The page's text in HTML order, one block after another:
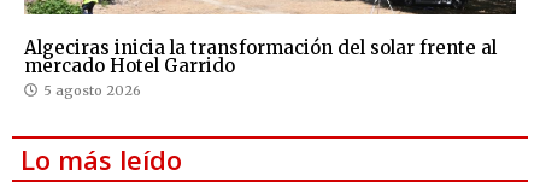
Algeciras inicia la transformación del solar frente al
mercado Hotel Garrido
5 agosto 2026
Lo más leído